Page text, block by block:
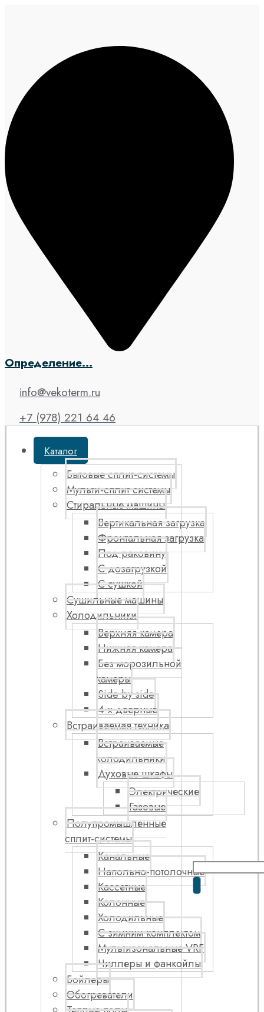
Определение...
info@vekoterm.ru
+7 (978) 221 64 46
Каталог
Бытовые сплит-системы
Мульти-сплит системы
Стиральные машины
Вертикальная загрузка
Фронтальная загрузка
Под раковину
С дозагрузкой
С сушкой
Сушильные машины
Холодильники
Верхняя камера
Нижняя камера
Без морозильной
камеры
Side by side
4-х дверные
Встраиваемая техника
Встраиваемые
холодильники
Духовые шкафы
Электрические
Газовые
Полупромышленные
сплит-системы
Канальные
Напольно-потолочные
Кассетные
Колонные
Холодильные
С зимним комплектом
Мультизональные VRF
Чиллеры и фанкойлы
Бойлеры
Обогреватели